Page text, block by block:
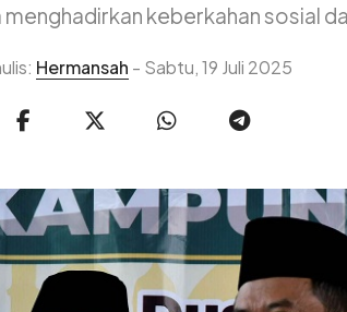
keberkahan sosial
Hermansah - Sabtu, 19 Juli 2025